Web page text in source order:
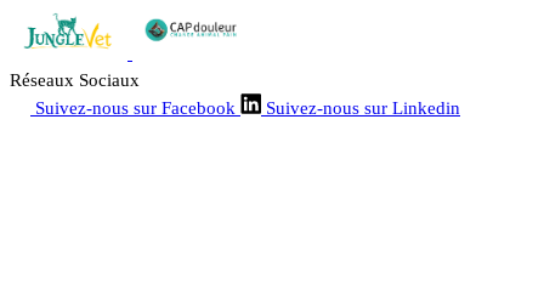
Réseaux Sociaux
Suivez-nous sur Facebook
Suivez-nous sur Linkedin